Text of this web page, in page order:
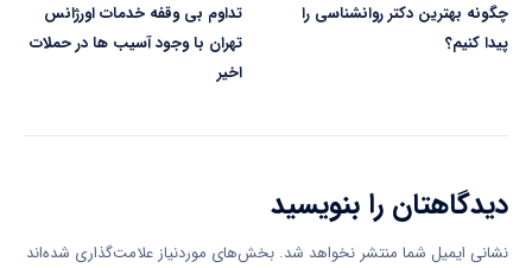
چگونه بهترین دکتر روانشناسی را
پیدا کنیم؟
تداوم بی وقفه خدمات اورژانس
تهران با وجود آسیب ها در حملات
اخیر
دیدگاهتان را بنویسید
نشانی ایمیل شما منتشر نخواهد شد. بخش‌های موردنیاز علامت‌گذاری شده‌اند